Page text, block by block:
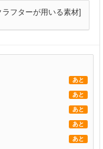
フターが用いる素材]
あと
あと
あと
あと
あと